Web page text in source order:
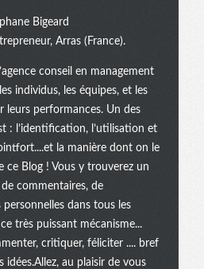
Bigeard
Arras (France).
conseil en management
individus, les équipes, et les
leurs performances. Un des
: l’identification, l’utilisation et
la manière dont on le
ce Blog ! Vous y trouverez un
commentaires, de
personnelles dans tous les
très puissant mécanisme...
critiquer, féliciter .... bref
idées.Allez, au plaisir de vous